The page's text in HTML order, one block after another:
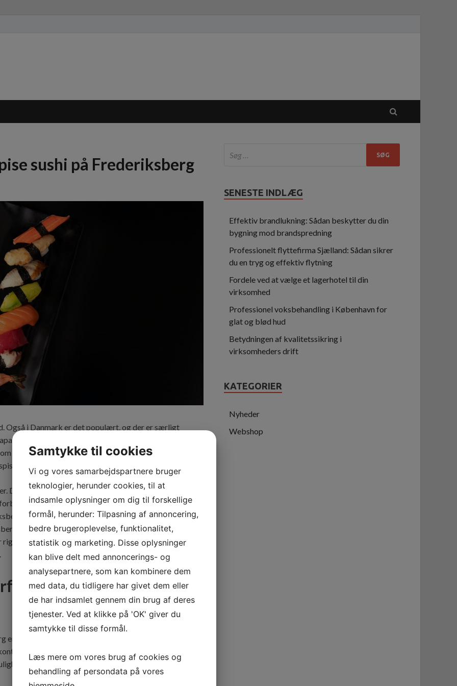
sushi på Frederiksberg
Også i Danmark er det populært, og der er særligt
køkkenjuvel er både sund og velsmagende –
en sund snack til at tage med på farten. Men hvorfor er
sushi, og i denne blog vil vi udforske nogle af dem.
Disse fedtsyrer er vigtige for vores helbred, da de
kognitive funktioner og endda øge
der er rig på omega-3 fedtsyrer, kan du opnå disse
fyldt med grøntsager og fisk, hvilket gør det til en
på protein, så hvis du overvejer at spise mere fisk, kan
du skal spise mere
er, at det normalt er lavt i kalorier. En enkelt rulle med
dine portioner, da rullerne normalt ikke er store.
for dem, der ønsker at tabe sig eller spise sundere.
SENESTE INDLÆG
Effektiv brandlukning: Sådan beskytter du din
bygning mod brandspredning
Professionelt flyttefirma Sjælland: Sådan sikrer
du en tryg og effektiv flytning
Fordele ved at vælge et lagerhotel til din
virksomhed
Professionel voksbehandling i København for
glat og blød hud
Betydningen af kvalitetssikring i
virksomheders drift
KATEGORIER
Nyheder
Webshop
Samtykke til cookies
Vi og vores samarbejdspartnere bruger
teknologier, herunder cookies, til at
indsamle oplysninger om dig til forskellige
formål, herunder: Tilpasning af annoncering,
bedre brugeroplevelse, funktionalitet,
statistik og marketing. Disse oplysninger
kan blive delt med annoncerings- og
analysepartnere, som kan kombinere dem
med data, du tidligere har givet dem eller
de har indsamlet gennem din brug af deres
tjenester. Ved at klikke på 'OK' giver du
samtykke til disse formål.
Læs mere om vores brug af cookies og
behandling af persondata på vores